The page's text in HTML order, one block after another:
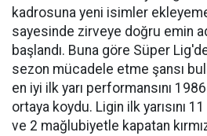
kadrosuna yeni isimler
sayesinde zirveye doğru emin
başlandı. Buna göre Süper
sezon mücadele etme şansı
en iyi ilk yarı performansını
ortaya koydu. Ligin ilk yarısını
ve 2 mağlubiyetle kapatan